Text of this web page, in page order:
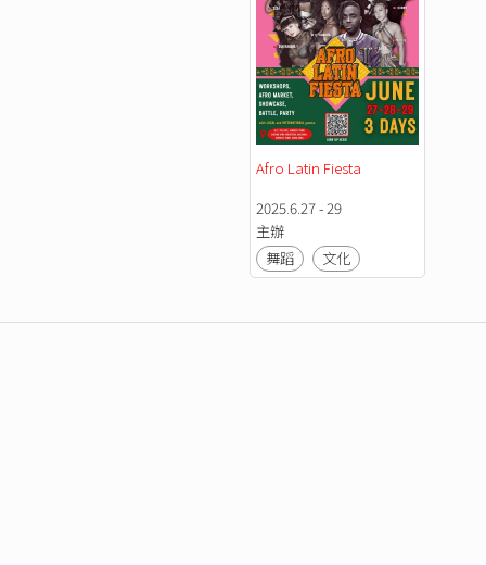
Afro Latin Fiesta
2025.6.27 - 29
主辦
舞蹈
文化